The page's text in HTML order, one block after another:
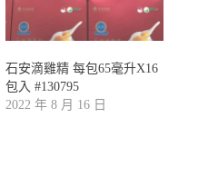
石安滴雞精 每包65毫升X16
包入 #130795
2022 年 8 月 16 日